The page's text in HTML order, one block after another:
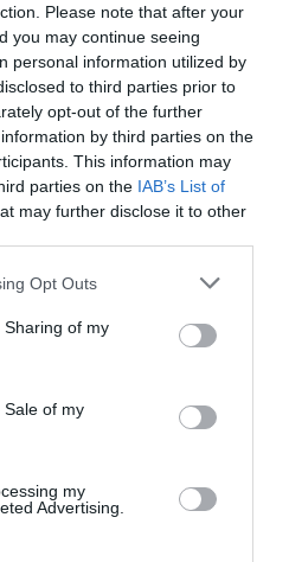
Please note that after your
you may continue seeing
personal information utilized by
to third parties prior to
opt-out of the further
by third parties on the
This information may
parties on the IAB’s List of
may further disclose it to other
Opt Outs
of my
of my
my
Advertising.